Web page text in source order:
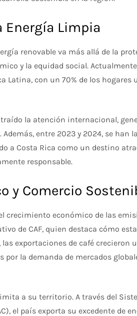
Energía Limpia
renovable va más allá de la
y la equidad social.
Latina, con un 70% de los
la atención internacional,
entre 2023 y 2024, se han
a Costa Rica como un destino
responsable.
y Comercio
crecimiento económico de las
de CAF, quien destaca cómo
exportaciones de café crecieron
la demanda de mercados
a su territorio. A través del
el país exporta su excedente de